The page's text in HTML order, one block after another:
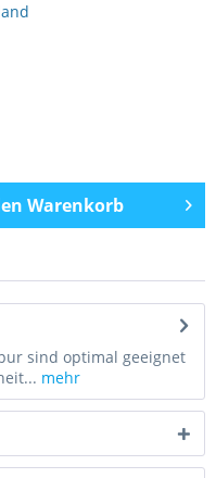
Warenkorb
sind optimal geeignet
mehr